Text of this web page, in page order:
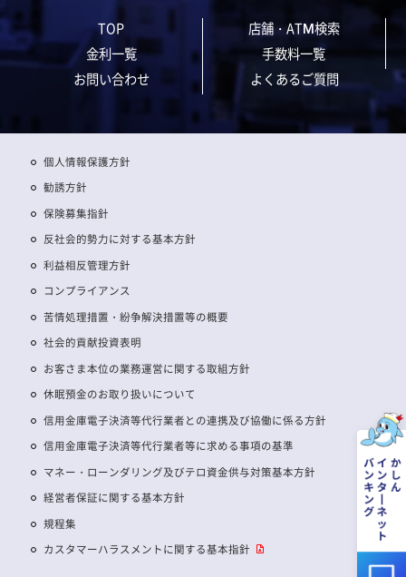
TOP
店舗・ATM検索
金利一覧
手数料一覧
お問い合わせ
よくあるご質問
個人情報保護方針
勧誘方針
保険募集指針
反社会的勢力に対する基本方針
利益相反管理方針
コンプライアンス
苦情処理措置・紛争解決措置等の概要
社会的貢献投資表明
お客さま本位の業務運営に関する取組方針
休眠預金のお取り扱いについて
信用金庫電子決済等代行業者との連携及び協働に係る方針
信用金庫電子決済等代行業者等に求める事項の基準
マネー・ローンダリング及びテロ資金供与対策基本方針
経営者保証に関する基本方針
規程集
カスタマーハラスメントに関する基本指針